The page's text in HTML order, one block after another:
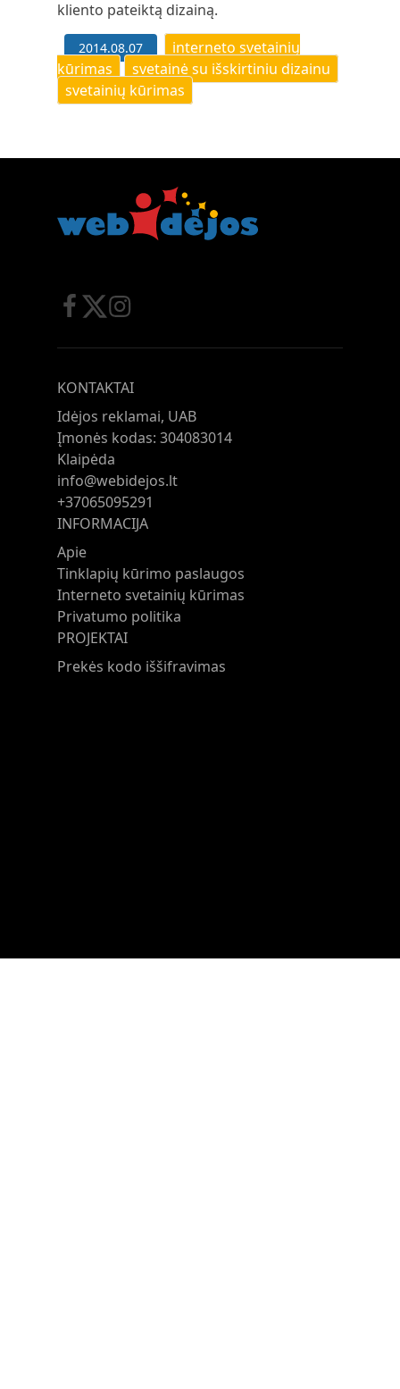
kliento pateiktą dizainą.
2014.08.07 Tags:
interneto svetainių
kūrimas
svetainė su išskirtiniu dizainu
svetainių kūrimas
KONTAKTAI
Idėjos reklamai, UAB
Įmonės kodas: 304083014
Klaipėda
info@webidejos.lt
+37065095291
INFORMACIJA
Apie
Tinklapių kūrimo paslaugos
Interneto svetainių kūrimas
Privatumo politika
PROJEKTAI
Prekės kodo iššifravimas